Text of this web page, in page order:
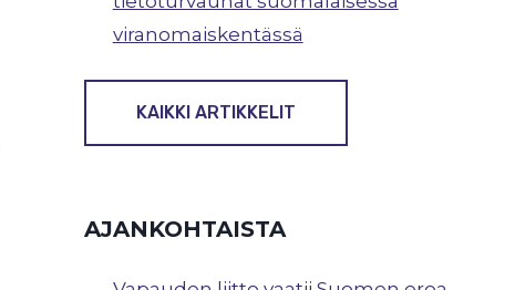
viranomaiskentässä
KAIKKI ARTIKKELIT
AJANKOHTAISTA